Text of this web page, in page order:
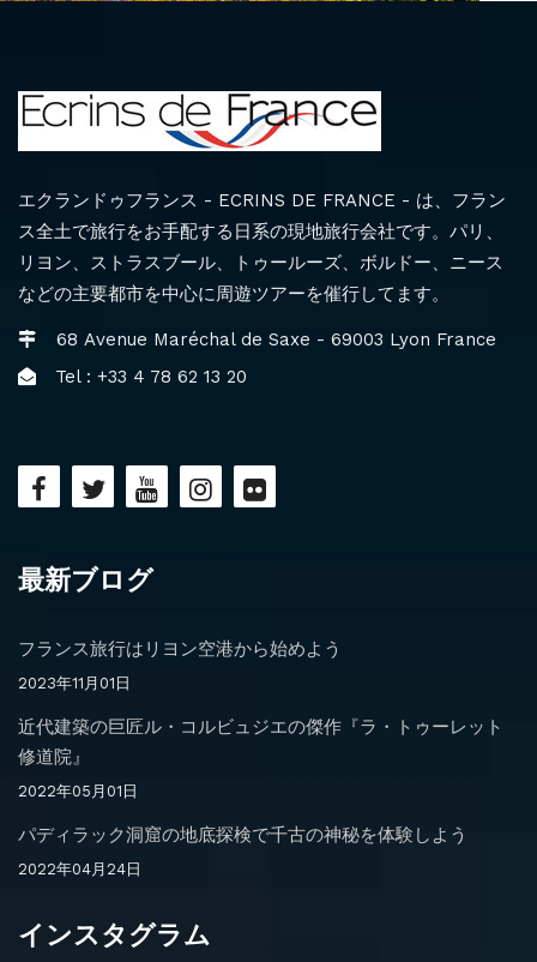
エクランドゥフランス - ECRINS DE FRANCE - は、フラン
ス全土で旅行をお手配する日系の現地旅行会社です。パリ、
リヨン、ストラスブール、トゥールーズ、ボルドー、ニース
などの主要都市を中心に周遊ツアーを催行してます。
68 Avenue Maréchal de Saxe - 69003 Lyon France
Tel : +33 4 78 62 13 20
最新ブログ
フランス旅行はリヨン空港から始めよう
2023年11月01日
近代建築の巨匠ル・コルビュジエの傑作『ラ・トゥーレット
修道院』
2022年05月01日
パディラック洞窟の地底探検で千古の神秘を体験しよう
2022年04月24日
インスタグラム